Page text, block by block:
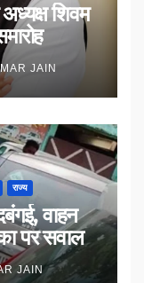
शिवम
JAIN
राज्य
पर सवाल
JAIN